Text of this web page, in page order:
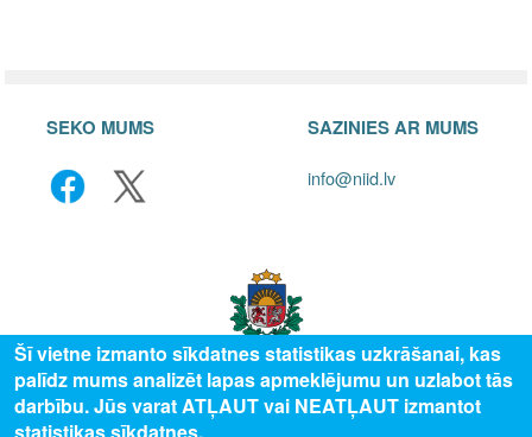
SEKO MUMS SAZINIES AR MUMS
info@niid.lv
© 2025 Valsts izglītības attīstības aģentūra, publicētā satura visas tiesības
Šī vietne izmanto sīkdatnes statistikas uzkrāšanai, kas
palīdz mums analizēt lapas apmeklējumu un uzlabot tās
darbību. Jūs varat ATĻAUT vai NEATĻAUT izmantot